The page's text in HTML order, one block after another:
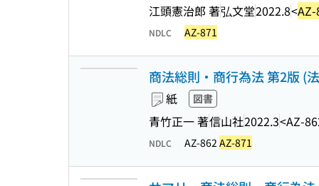
江頭憲治郎 著弘文堂2022.8<
NDLC AZ-871
商法総則・商行為法 第2版 (
紙 図書
青竹正一 著信山社2022.3<AZ-
NDLC AZ-862 AZ-871